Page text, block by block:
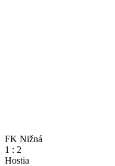
FK Nižná
1 : 2
Hostia